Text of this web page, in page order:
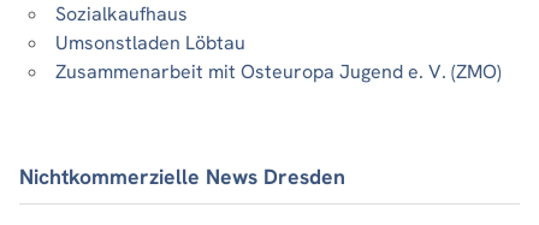
Sozialkaufhaus
Umsonstladen Löbtau
Zusammenarbeit mit Osteuropa Jugend e. V. (ZMO)
Nichtkommerzielle News Dresden